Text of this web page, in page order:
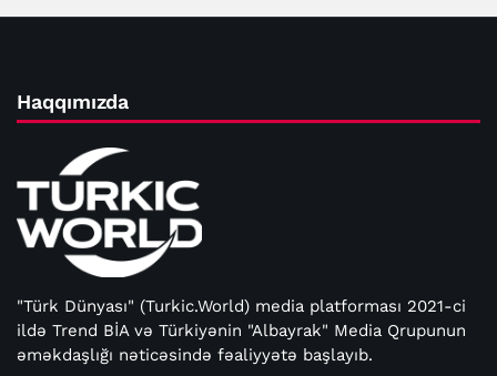
Haqqımızda
"Türk Dünyası" (Turkic.World) media platforması 2021-ci
ildə Trend BİA və Türkiyənin "Albayrak" Media Qrupunun
əməkdaşlığı nəticəsində fəaliyyətə başlayıb.